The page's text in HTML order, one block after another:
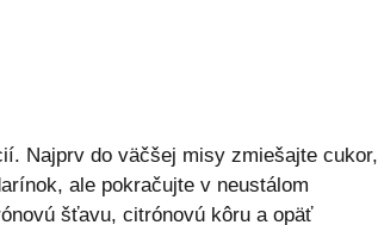
Najprv do väčšej misy zmiešajte cukor,
ale pokračujte v neustálom
šťavu, citrónovú kôru a opäť